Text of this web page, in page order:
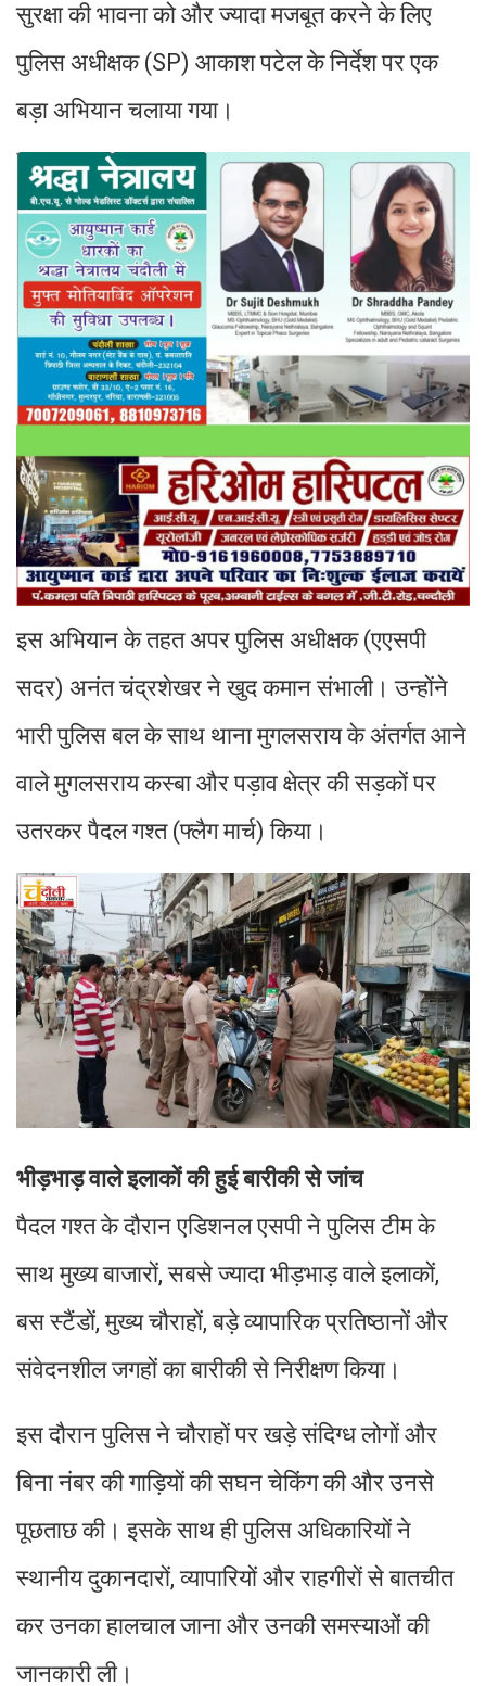
सुरक्षा की भावना को और ज्यादा मजबूत करने के लिए
पुलिस अधीक्षक (SP) आकाश पटेल के निर्देश पर एक
बड़ा अभियान चलाया गया।
इस अभियान के तहत अपर पुलिस अधीक्षक (एएसपी
सदर) अनंत चंद्रशेखर ने खुद कमान संभाली। उन्होंने
भारी पुलिस बल के साथ थाना मुगलसराय के अंतर्गत आने
वाले मुगलसराय कस्बा और पड़ाव क्षेत्र की सड़कों पर
उतरकर पैदल गश्त (फ्लैग मार्च) किया।
भीड़भाड़ वाले इलाकों की हुई बारीकी से जांच
पैदल गश्त के दौरान एडिशनल एसपी ने पुलिस टीम के
साथ मुख्य बाजारों, सबसे ज्यादा भीड़भाड़ वाले इलाकों,
बस स्टैंडों, मुख्य चौराहों, बड़े व्यापारिक प्रतिष्ठानों और
संवेदनशील जगहों का बारीकी से निरीक्षण किया।
इस दौरान पुलिस ने चौराहों पर खड़े संदिग्ध लोगों और
बिना नंबर की गाड़ियों की सघन चेकिंग की और उनसे
पूछताछ की। इसके साथ ही पुलिस अधिकारियों ने
स्थानीय दुकानदारों, व्यापारियों और राहगीरों से बातचीत
कर उनका हालचाल जाना और उनकी समस्याओं की
जानकारी ली।